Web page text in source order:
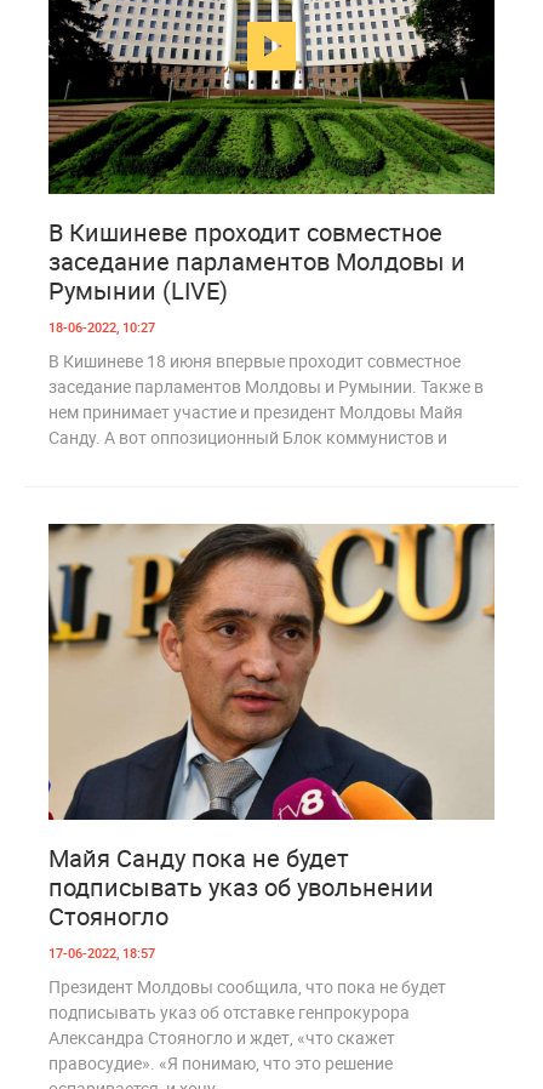
В Кишиневе проходит совместное
заседание парламентов Молдовы и
Румынии (LIVE)
18-06-2022, 10:27
В Кишиневе 18 июня впервые проходит совместное
заседание парламентов Молдовы и Румынии. Также в
нем принимает участие и президент Молдовы Майя
Санду. А вот оппозиционный Блок коммунистов и
Майя Санду пока не будет
подписывать указ об увольнении
Стояногло
17-06-2022, 18:57
Президент Молдовы сообщила, что пока не будет
подписывать указ об отставке генпрокурора
Александра Стояногло и ждет, «что скажет
правосудие». «Я понимаю, что это решение